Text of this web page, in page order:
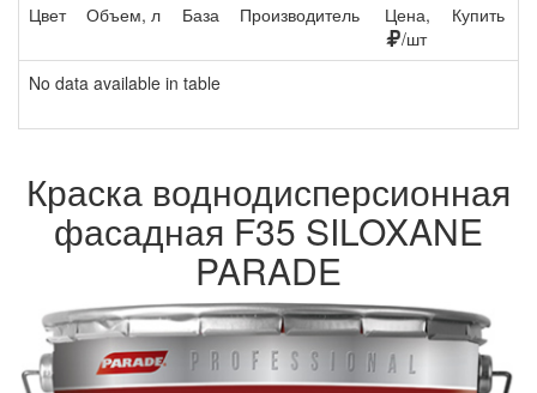
Цвет Объем, л База Производитель
Цена,
/шт
Купить
No data available in table
Краска воднодисперсионная
фасадная F35 SILOXANE
PARADE